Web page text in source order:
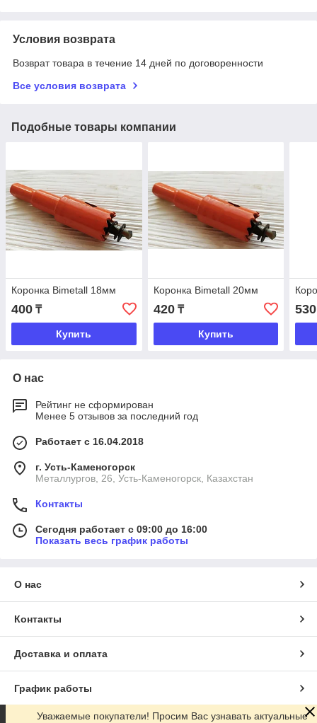
Условия возврата
Возврат товара в течение 14 дней по договоренности
Все условия возврата
Подобные товары компании
Коронка Bimetall 18мм
400 ₸
Купить
Коронка Bimetall 20мм
420₸
Купить
530
О нас
Рейтинг не сформирован
Менее 5 отзывов за последний год
Работает с 16.04.2018
г. Усть-Каменогорск
Металлургов, 26, Усть-Каменогорск, Казахстан
Контакты
Сегодня работает с 09:00 до 16:00
Показать весь график работы
О нас
Контакты
Доставка и оплата
График работы
Уважаемые покупатели! Просим Вас узнавать актуальные